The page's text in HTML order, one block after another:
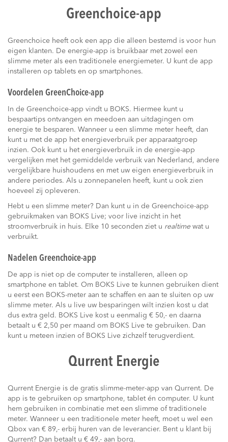
Greenchoice-app
Greenchoice heeft ook een app die alleen bestemd is voor hun
eigen klanten. De energie-app is bruikbaar met zowel een
slimme meter als een traditionele energiemeter. U kunt de app
installeren op tablets en op smartphones.
Voordelen GreenChoice-app
In de Greenchoice-app vindt u BOKS. Hiermee kunt u
bespaartips ontvangen en meedoen aan uitdagingen om
energie te besparen. Wanneer u een slimme meter heeft, dan
kunt u met de app het energieverbruik per apparaatgroep
inzien. Ook kunt u het energieverbruik in de energie-app
vergelijken met het gemiddelde verbruik van Nederland, andere
vergelijkbare huishoudens en met uw eigen energieverbruik in
andere periodes. Als u zonnepanelen heeft, kunt u ook zien
hoeveel zij opleveren.
Hebt u een slimme meter? Dan kunt u in de Greenchoice-app
gebruikmaken van BOKS Live; voor live inzicht in het
stroomverbruik in huis. Elke 10 seconden ziet u realtimewat u
verbruikt.
Nadelen Greenchoice-app
De app is niet op de computer te installeren, alleen op
smartphone en tablet. Om BOKS Live te kunnen gebruiken dient
u eerst een BOKS-meter aan te schaffen en aan te sluiten op uw
slimme meter. Als u live uw besparingen wilt inzien kost u dat
dus extra geld. BOKS Live kost u eenmalig € 50,- en daarna
betaalt u € 2,50 per maand om BOKS Live te gebruiken. Dan
kunt u meteen inzien of BOKS Live zichzelf terugverdient.
Qurrent Energie
Qurrent Energie is de gratis slimme-meter-app van Qurrent. De
app is te gebruiken op smartphone, tablet én computer. U kunt
hem gebruiken in combinatie met een slimme of traditionele
meter. Wanneer u een traditionele meter heeft, moet u wel een
Qbox van € 89,- erbij huren van de leverancier. Bent u klant bij
Qurrent? Dan betaalt u € 49,- aan borg.